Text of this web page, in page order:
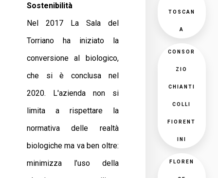
Sostenibilità
Nel 2017 La Sala del
Torriano ha iniziato la
conversione al biologico,
che si è conclusa nel
2020. L'azienda non si
limita a rispettare la
normativa delle realtà
biologiche ma va ben oltre:
minimizza l’uso della
TOSCAN
A
CONSOR
ZIO
CHIANTI
COLLI
FIORENT
INI
FLOREN